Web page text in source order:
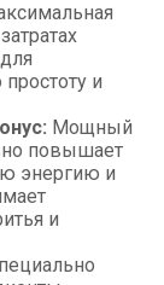
и
Мощный
повышает
энергию и
и